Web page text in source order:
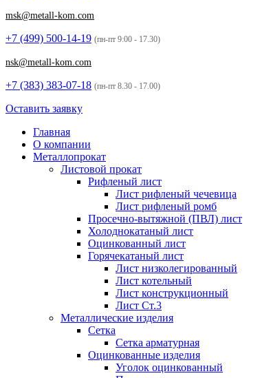
msk@metall-kom.com
+7 (499) 500-14-19 (пн-пт 9:00 - 17.30)
nsk@metall-kom.com
+7 (383) 383-07-18 (пн-пт 8.30 - 17.00)
Оставить заявку
Главная
О компании
Металлопрокат
Листовой прокат
Рифленый лист
Лист рифленый чечевица
Лист рифленый ромб
Просечно-вытяжной (ПВЛ) лист
Холоднокатаный лист
Оцинкованный лист
Горячекатаный лист
Лист низколегированный
Лист котельный
Лист конструкционный
Лист Ст.3
Металлические изделия
Сетка
Сетка арматурная
Оцинкованные изделия
Уголок оцинкованный